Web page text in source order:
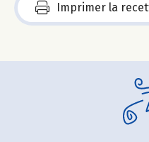
Imprimer la